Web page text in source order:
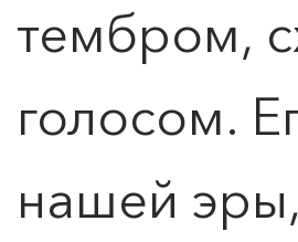
тембром,
голосом.
нашей